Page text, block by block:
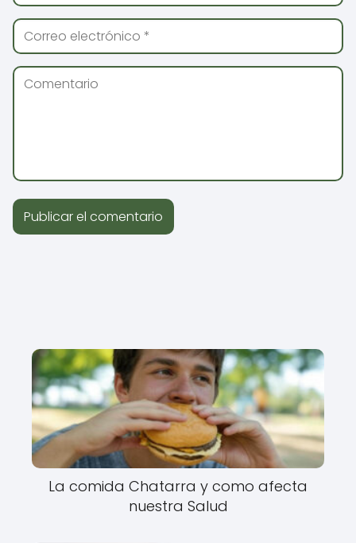
La comida Chatarra y como afecta
nuestra Salud